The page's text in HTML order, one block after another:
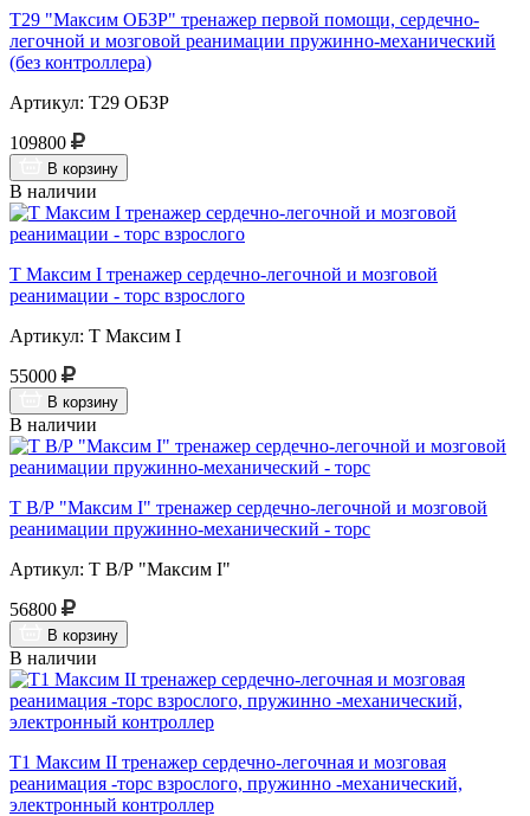
Т29 "Максим ОБЗР" тренажер первой помощи, сердечно-
легочной и мозговой реанимации пружинно-механический
(без контроллера)
Артикул: Т29 ОБЗР
109800
В корзину
В наличии
Т Максим I тренажер сердечно-легочной и мозговой
реанимации - торс взрослого
Артикул: Т Максим I
55000
В корзину
В наличии
Т В/Р "Максим I" тренажер сердечно-легочной и мозговой
реанимации пружинно-механический - торс
Артикул: Т В/Р "Максим I"
56800
В корзину
В наличии
Т1 Максим II тренажер сердечно-легочная и мозговая
реанимация -торс взрослого, пружинно -механический,
электронный контроллер